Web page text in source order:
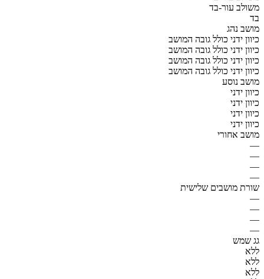
משולב עור-בד
בד
מושב נהג
כיוון ידני כולל גובה המושב
כיוון ידני כולל גובה המושב
כיוון ידני כולל גובה המושב
כיוון ידני כולל גובה המושב
מושב נוסע
כיוון ידני
כיוון ידני
כיוון ידני
כיוון ידני
מושב אחורי
—
—
—
—
שורת מושבים שלישית
—
—
—
—
גג שמש
ללא
ללא
ללא